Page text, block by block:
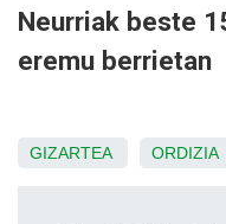
Neurriak beste
eremu berrietan
GIZARTEA ORDIZIA